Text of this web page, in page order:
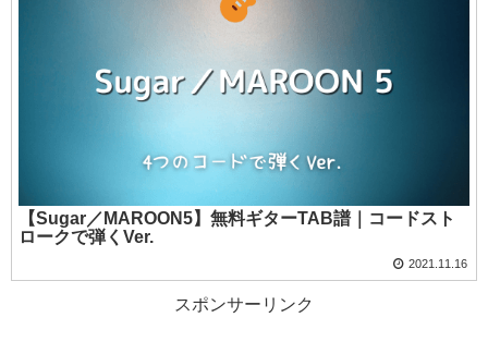
【Sugar／MAROON5】無料ギターTAB譜｜コードスト
ロークで弾くVer.
2021.11.16
スポンサーリンク